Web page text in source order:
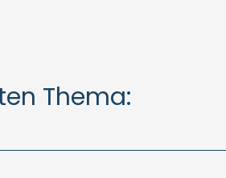
Thema: